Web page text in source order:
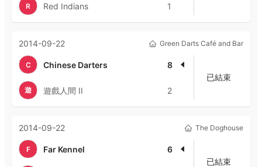
R Red Indians 1
2014-09-22 Green Darts Café and Bar
C Chinese Darters 8
遊 遊戲人間 II 2
已結束
2014-09-22 The Doghouse
F Far Kennel 6
已結束